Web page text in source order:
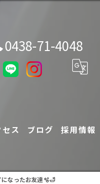
0438-71-4048
セス ブログ 採用情報
なったお友達🫧🛁